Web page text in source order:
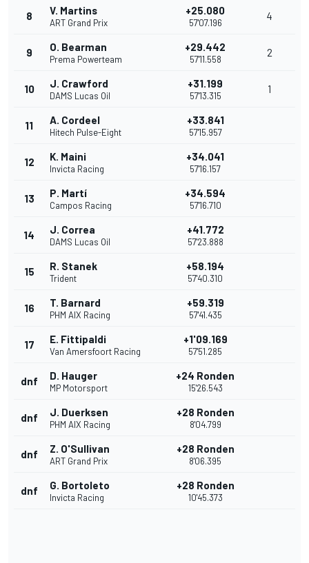
8 V. Martins
ART Grand Prix
+25.080
57'07.196
4
9 O. Bearman
Prema Powerteam
+29.442
57'11.558
2
10 J. Crawford
DAMS Lucas Oil
+31.199
57'13.315
1
11 A. Cordeel
Hitech Pulse-Eight
+33.841
57'15.957
12 K. Maini
Invicta Racing
+34.041
57'16.157
13 P. Martí
Campos Racing
+34.594
57'16.710
14 J. Correa
DAMS Lucas Oil
+41.772
57'23.888
15 R. Stanek
Trident
+58.194
57'40.310
16 T. Barnard
PHM AIX Racing
+59.319
57'41.435
17 E. Fittipaldi
Van Amersfoort Racing
+1'09.169
57'51.285
dnf D. Hauger
MP Motorsport
+24 Ronden
15'26.543
dnf J. Duerksen
PHM AIX Racing
+28 Ronden
8'04.799
dnf Z. O'Sullivan
ART Grand Prix
+28 Ronden
8'06.395
dnf G. Bortoleto
Invicta Racing
+28 Ronden
10'45.373